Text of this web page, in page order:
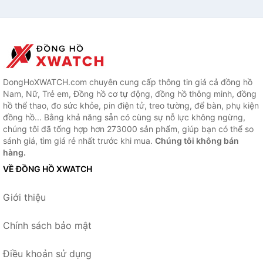
DongHoXWATCH.com chuyên cung cấp thông tin giá cả đồng hồ
Nam, Nữ, Trẻ em, Đồng hồ cơ tự động, đồng hồ thông minh, đồng
hồ thể thao, đo sức khỏe, pin điện tử, treo tường, để bàn, phụ kiện
đồng hồ... Bằng khả năng sẵn có cùng sự nỗ lực không ngừng,
chúng tôi đã tổng hợp hơn 273000 sản phẩm, giúp bạn có thể so
sánh giá, tìm giá rẻ nhất trước khi mua. Chúng tôi không bán
hàng.
VỀ ĐỒNG HỒ XWATCH
Giới thiệu
Chính sách bảo mật
Điều khoản sử dụng